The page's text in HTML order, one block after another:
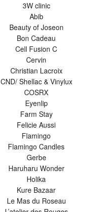
3W clinic
Abib
Beauty of Joseon
Bon Cadeau
Cell Fusion C
Cervin
Christian Lacroix
CND/ Shellac & Vinylux
COSRX
Eyenlip
Farm Stay
Felicie Aussi
Flamingo
Flamingo Candles
Gerbe
Haruharu Wonder
Holika
Kure Bazaar
Le Mas du Roseau